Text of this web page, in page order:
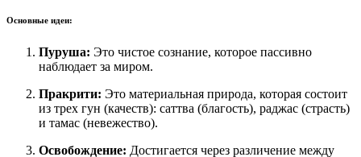
Основные идеи:
Пуруша: Это чистое сознание, которое пассивно
наблюдает за миром.
Пракрити: Это материальная природа, которая состоит
из трех гун (качеств): саттва (благость), раджас (страсть)
и тамас (невежество).
Освобождение: Достигается через различение между